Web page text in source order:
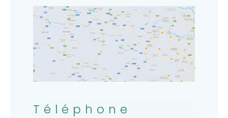
Téléphone